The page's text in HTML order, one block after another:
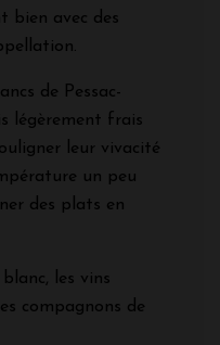
bien avec des
de Pessac-
légèrement frais
leur vivacité
un peu
des plats en
les vins
compagnons de